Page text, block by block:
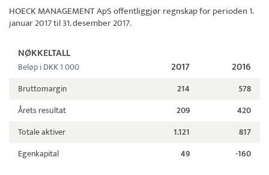
HOECK MANAGEMENT ApSoffentliggjør regnskap for perioden 1.
januar 2017 til 31. desember 2017.
NØKKELTALL
Beløp i DKK 1 000 2017 2016
Bruttomargin 214
578
Årets resultat
209
420
Totale aktiver
1.121
817
Egenkapital
49 -160